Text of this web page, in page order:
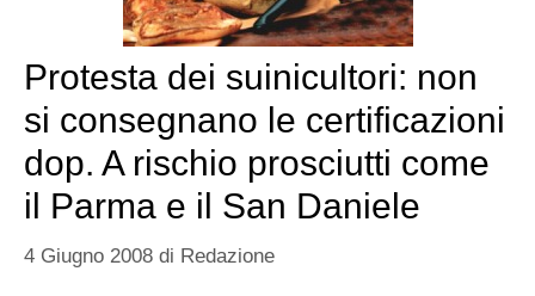
Protesta dei suinicultori: non
si consegnano le certificazioni
dop. A rischio prosciutti come
il Parma e il San Daniele
4 Giugno 2008 di Redazione